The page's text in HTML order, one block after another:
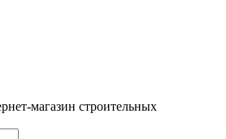
магазин строительных